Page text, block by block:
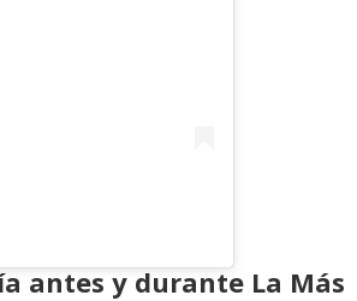
antes y durante La Más